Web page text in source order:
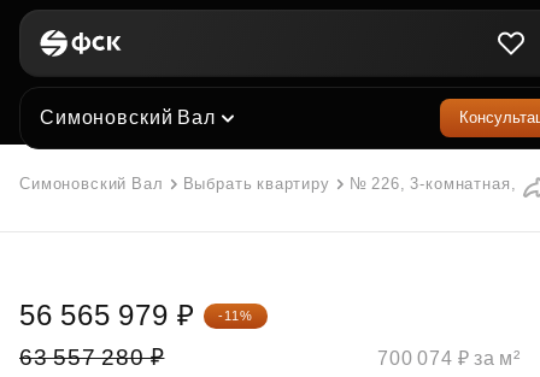
Симоновский Вал
Симоновский Вал Выбрать квартиру № 226, 3-комнатная,
63 557 280 ₽
56 565 979 ₽ -11%
700 074 ₽ за м²